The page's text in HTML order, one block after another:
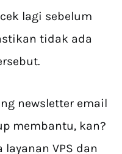
lagi sebelum
tidak ada
newsletter email
membantu, kan?
layanan VPS dan